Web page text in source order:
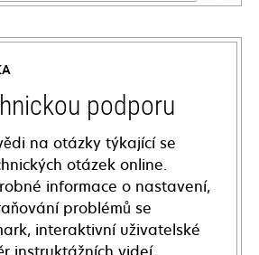
podporu
na otázky týkající se
otázek online.
informace o nastavení,
problémů se
interaktivní uživatelské